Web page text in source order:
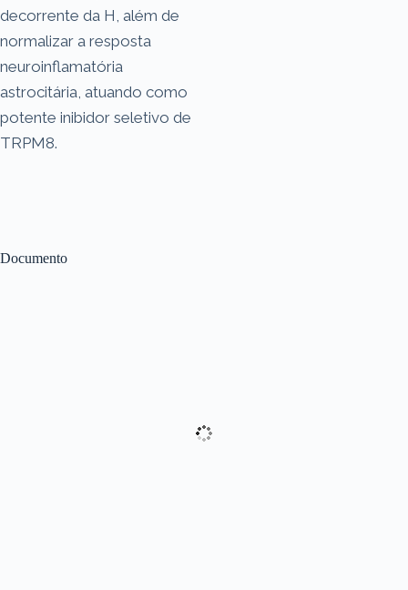
Documento
decorrente da H, além de
normalizar a resposta
neuroinflamatória
astrocitária, atuando como
potente inibidor seletivo de
TRPM8.